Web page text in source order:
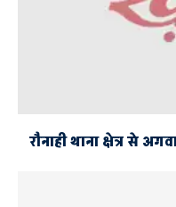
रौनाही थाना क्षेत्र से